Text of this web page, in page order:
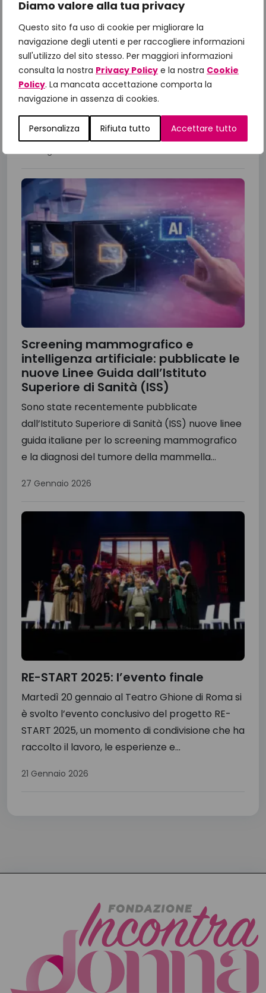
Diamo valore alla tua privacy
Questo sito fa uso di cookie per migliorare la
navigazione degli utenti e per raccogliere informazioni
sull'utilizzo del sito stesso. Per maggiori informazioni
consulta la nostra Privacy Policy e la nostra Cookie
Policy. La mancata accettazione comporta la
navigazione in assenza di cookies.
Personalizza Rifiuta tutto Accettare tutto
Il Manifesto di Fondazione
IncontraDonna: dalle priorità alle
azioni, il confronto con le Istituzioni
per gli obiettivi 2026
A un anno dalla presentazione del Manifesto
“Un impegno per la Salute 2025-2027”,
Fondazione IncontraDonna ha riunito istituzioni,
comunità scientifica, associazioni di...
Screening mammografico e
intelligenza artificiale: pubblicate le
nuove Linee Guida dall’Istituto
Superiore di Sanità (ISS)
Sono state recentemente pubblicate
dall’Istituto Superiore di Sanità (ISS) nuove linee
guida italiane per lo screening mammografico
e la diagnosi del tumore della mammella...
27 Gennaio 2026
RE-START 2025: l’evento finale
Martedì 20 gennaio al Teatro Ghione di Roma si
è svolto l’evento conclusivo del progetto RE-
START 2025, un momento di condivisione che ha
raccolto il lavoro, le esperienze e...
21 Gennaio 2026